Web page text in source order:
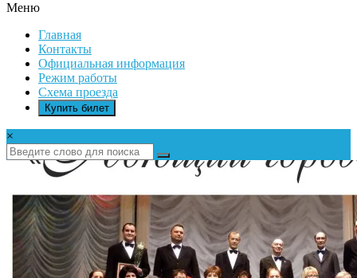
ИКАР
Меню
Главная
Контакты
Официальная информация
Режим работы
Схема проезда
Купить билет
×